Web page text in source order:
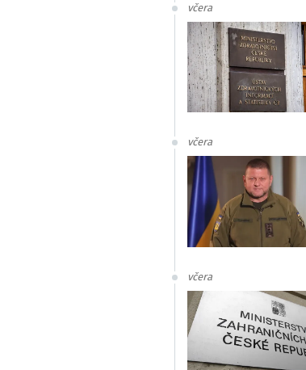
včera
včera
včera